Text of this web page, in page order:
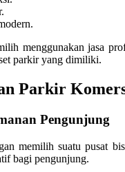
menggunakan jasa
parkir yang dimiliki.
Parkir
Pengunjung
memilih suatu pusat
bagi pengunjung.